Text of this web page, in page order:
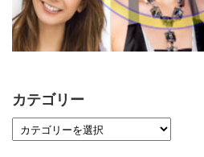
カテゴリー